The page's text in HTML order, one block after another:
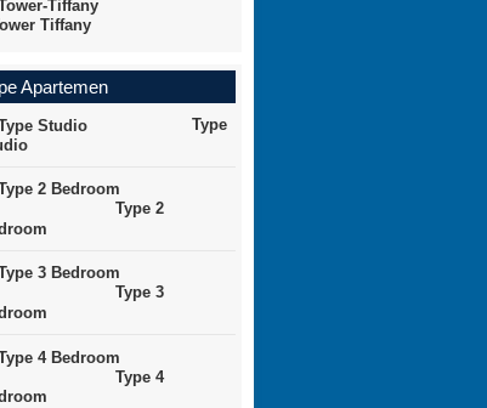
Tiffany
Apartemen
Type
Type 2
Type 3
Type 4